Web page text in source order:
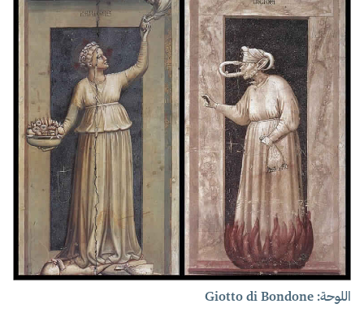
اللوحة: Giotto di Bondone